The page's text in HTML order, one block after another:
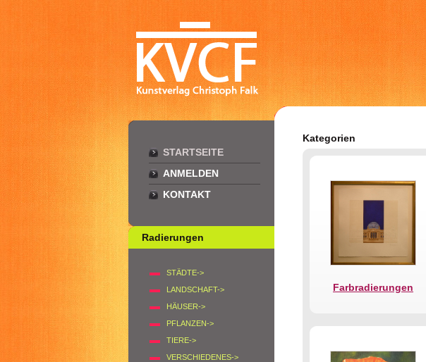
STARTSEITE
ANMELDEN
KONTAKT
Radierungen
STÄDTE->
LANDSCHAFT->
HÄUSER->
PFLANZEN->
TIERE->
VERSCHIEDENES->
Kategorien
Farbradierungen